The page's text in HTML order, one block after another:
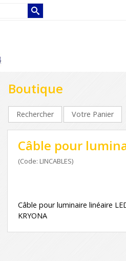
Boutique
Rechercher Votre Panier
Câble pour
(Code: LINCABLES)
Câble pour luminaire linéaire
KRYONA